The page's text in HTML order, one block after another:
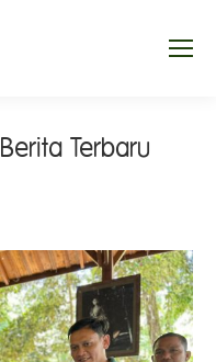
Berita Terbaru